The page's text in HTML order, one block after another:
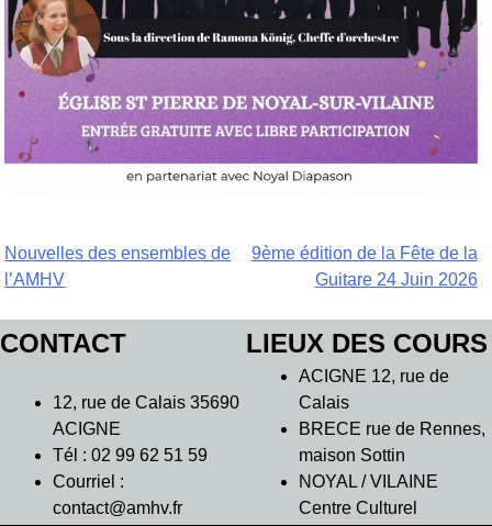
Navigation
de
l’article
Nouvelles des ensembles de
l’AMHV
9ème édition de la Fête de la
Guitare 24 Juin 2026
CONTACT
12, rue de Calais 35690
ACIGNE
Tél : 02 99 62 51 59
Courriel :
contact@amhv.fr
LIEUX DES COURS
ACIGNE 12, rue de
Calais
BRECE rue de Rennes,
maison Sottin
NOYAL / VILAINE
Centre Culturel